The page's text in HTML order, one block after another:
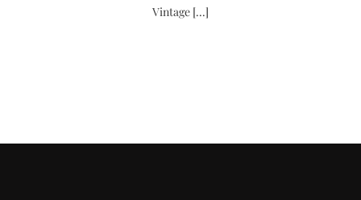
Vintage [...]